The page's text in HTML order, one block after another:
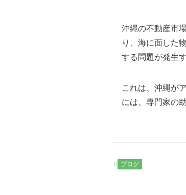
沖縄の不動産市
り、海に面した
する問題が発生
これは、沖縄が
には、専門家の
ブログ